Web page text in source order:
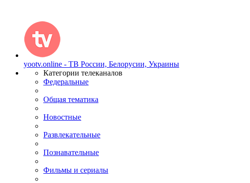
yootv.online - ТВ России, Белорусии, Украины
Категории телеканалов
Федеральные
Общая тематика
Новостные
Развлекательные
Познавательные
Фильмы и сериалы